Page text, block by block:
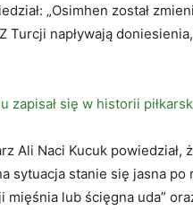
„Osimhen został
napływają
zapisał się w historii
Ali Naci Kucuk powiedział,
sytuacja stanie się jasna po
lub ścięgna uda”